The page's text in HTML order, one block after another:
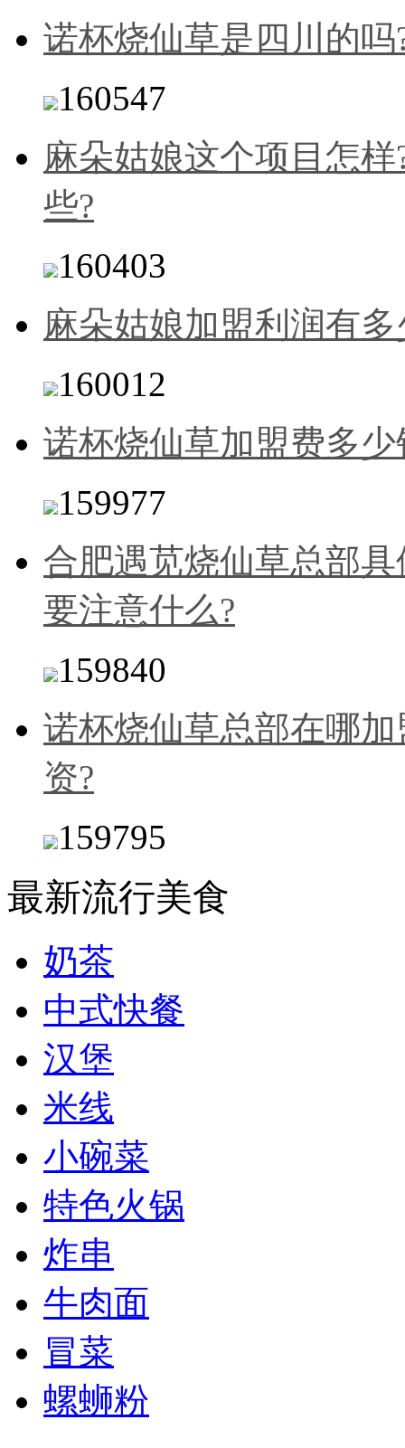
诺杯烧仙草是四川的
160547
麻朵姑娘这个项目怎
些?
160403
麻朵姑娘加盟利润有
160012
诺杯烧仙草加盟费多
159977
合肥遇苋烧仙草总部
要注意什么?
159840
诺杯烧仙草总部在哪
资?
159795
最新流行美食
奶茶
中式快餐
汉堡
米线
小碗菜
特色火锅
炸串
牛肉面
冒菜
螺蛳粉